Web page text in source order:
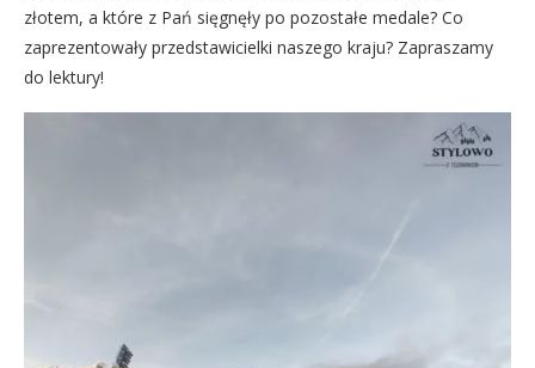
złotem, a które z Pań sięgnęły po pozostałe medale? Co
zaprezentowały przedstawicielki naszego kraju? Zapraszamy
do lektury!